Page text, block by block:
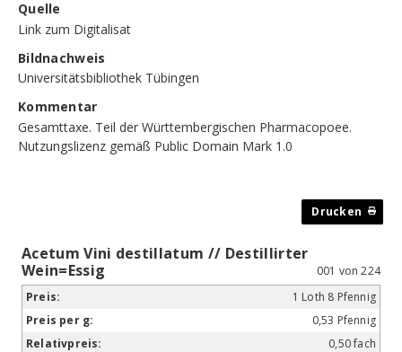
Quelle
Link zum Digitalisat
Bildnachweis
Universitätsbibliothek Tübingen
Kommentar
Gesamttaxe. Teil der Württembergischen Pharmacopoee.
Nutzungslizenz gemäß Public Domain Mark 1.0
Acetum Vini destillatum // Destillirter
Wein=Essig
001 von 224
1 Loth 8 Pfennig
0,53 Pfennig
0,50 fach